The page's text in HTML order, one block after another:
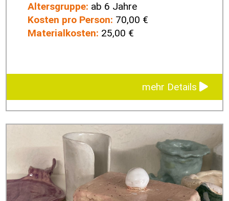
Altersgruppe: ab 6 Jahre
Kosten pro Person: 70,00 €
Materialkosten: 25,00 €
mehr Details